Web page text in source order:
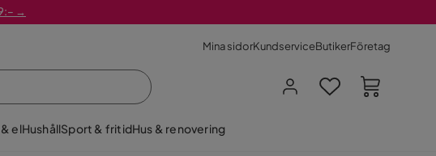
→
Mina sidorKundserviceButikerFöretag
elHushållSport & fritidHus & renovering